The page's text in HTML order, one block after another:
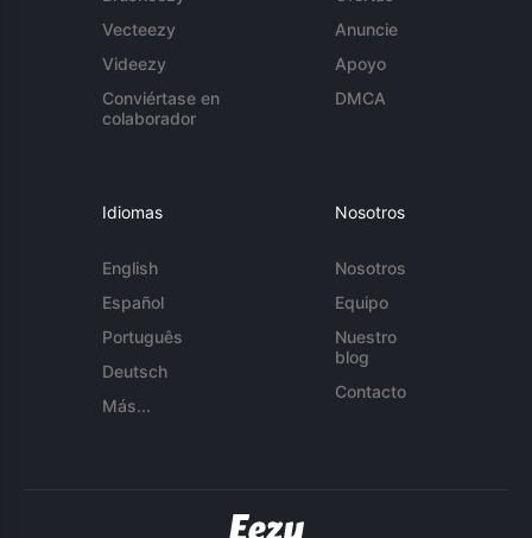
Vecteezy
Videezy
Conviértase en
colaborador
Anuncie
Apoyo
DMCA
Idiomas
English
Español
Português
Deutsch
Más...
Nosotros
Nosotros
Equipo
Nuestro
blog
Contacto